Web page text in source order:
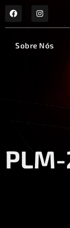
Sobre Nós